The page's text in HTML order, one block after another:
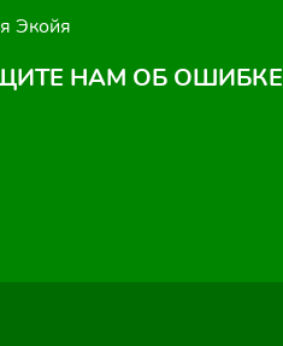
Экойя
НАМ ОБ ОШИБКЕ